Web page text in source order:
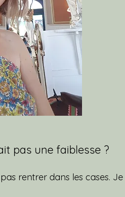
pas une faiblesse ?
rentrer dans les cases.